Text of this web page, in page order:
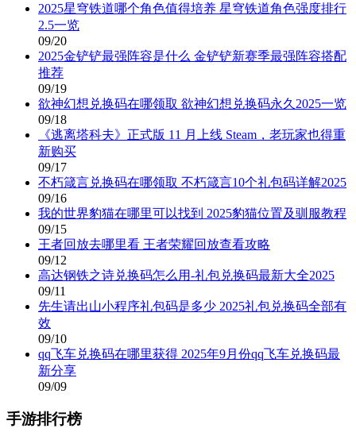
2025星穹铁道哪个角色值得培养 星穹铁道角色强度排行
2.5一览
09/20
2025金铲铲最强阵容是什么 金铲铲新赛季最强阵容搭配
推荐
09/19
欲神幻想兑换码在哪领取 欲神幻想兑换码永久2025一览
09/18
《逃离塔科夫》正式版 11 月上线 Steam，老玩家也得重
新购买
09/17
不朽箴言兑换码在哪领取 不朽箴言10个礼包码详解2025
09/16
我的世界豹猫在哪里可以找到 2025豹猫位置及驯服教程
09/15
王者回放去哪里看 王者荣耀回放查看攻略
09/12
高达钢铁之诗兑换码怎么用-礼包兑换码最新大全2025
09/11
先生请出山小程序礼包码是多少 2025礼包兑换码全部有
效
09/10
qq飞车兑换码在哪里获得 2025年9月份qq飞车兑换码最
新分享
09/09
手游排行榜